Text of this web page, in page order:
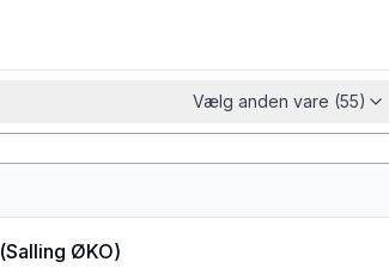
Vælg anden vare (55)
(Salling ØKO)